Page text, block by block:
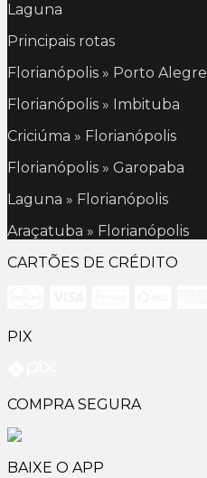
Laguna
Principais rotas
Florianópolis » Porto Alegre
Florianópolis » Imbituba
Criciúma » Florianópolis
Florianópolis » Garopaba
Laguna » Florianópolis
Araçatuba » Florianópolis
CARTÕES DE CRÉDITO
PIX
COMPRA SEGURA
BAIXE O APP